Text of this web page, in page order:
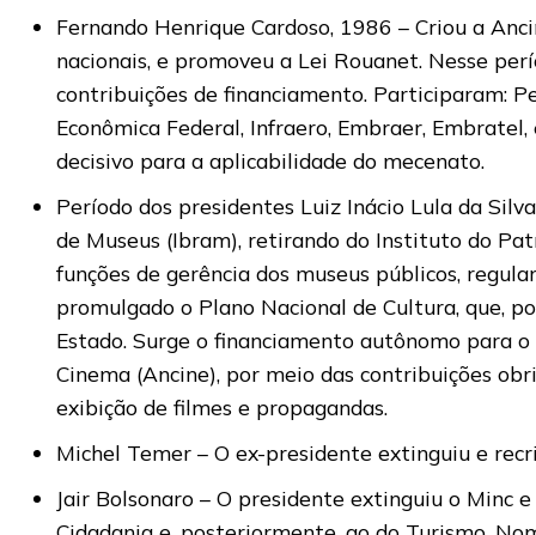
Fernando Henrique Cardoso, 1986 – Criou a
nacionais, e promoveu a Lei Rouanet. Nesse
contribuições de financiamento. Participaram:
Econômica Federal, Infraero, Embraer,
decisivo para a aplicabilidade do mecenato.
Período dos presidentes Luiz Inácio Lula da
de Museus (Ibram), retirando do Instituto do
funções de gerência dos museus públicos,
promulgado o Plano Nacional de Cultura, que,
Estado. Surge o financiamento autônomo para
Cinema (Ancine), por meio das contribuições
exibição de filmes e propagandas.
Michel Temer – O ex-presidente extinguiu e
Jair Bolsonaro – O presidente extinguiu o